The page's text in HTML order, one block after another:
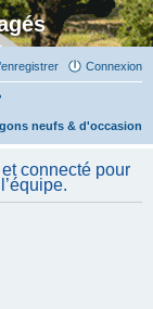
Connexion
neufs & d'occasion
connecté pour